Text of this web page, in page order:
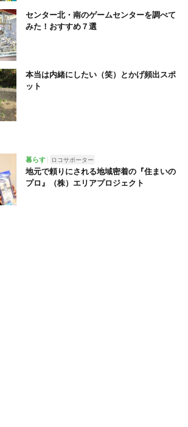
センター北・南のゲームセンターを調べて
みた！おすすめ７選
本当は内緒にしたい（笑）とかげ頻出スポ
ット
暮らす ロコサポーター
地元で頼りにされる地域密着の『住まいの
プロ』（株）エリアプロジェクト